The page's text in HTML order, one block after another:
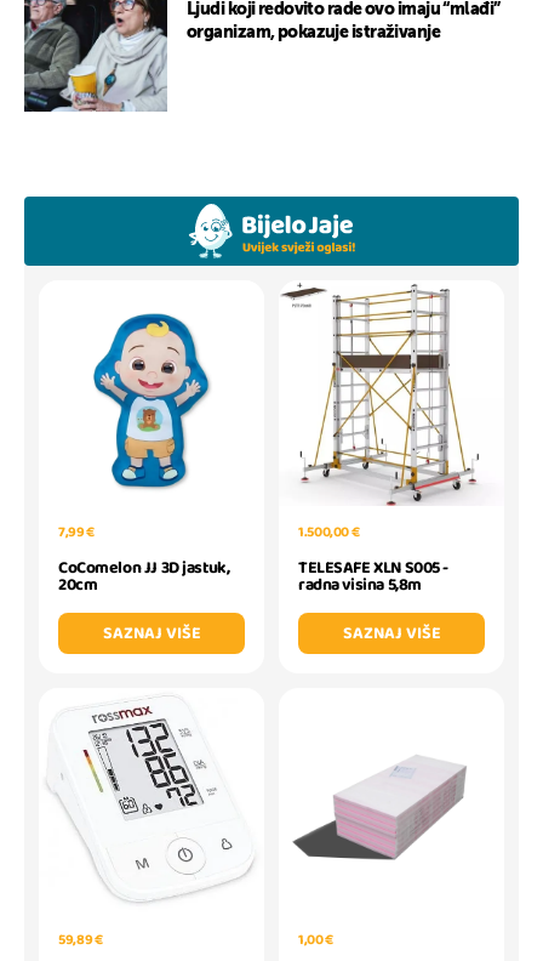
Ljudi koji redovito rade ovo imaju “mlađi”
organizam, pokazuje istraživanje
7,99 €
CoComelon JJ 3D jastuk,
20cm
SAZNAJ VIŠE
1.500,00 €
TELESAFE XLN S005 -
radna visina 5,8m
SAZNAJ VIŠE
59,89 € 1,00 €